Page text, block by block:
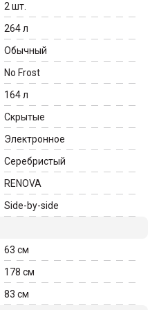
2 шт.
264л
Обычный
No Frost
164л
Скрытые
Электронное
Серебристый
RENOVA
Side-by-side
63 см
178 см
83 см